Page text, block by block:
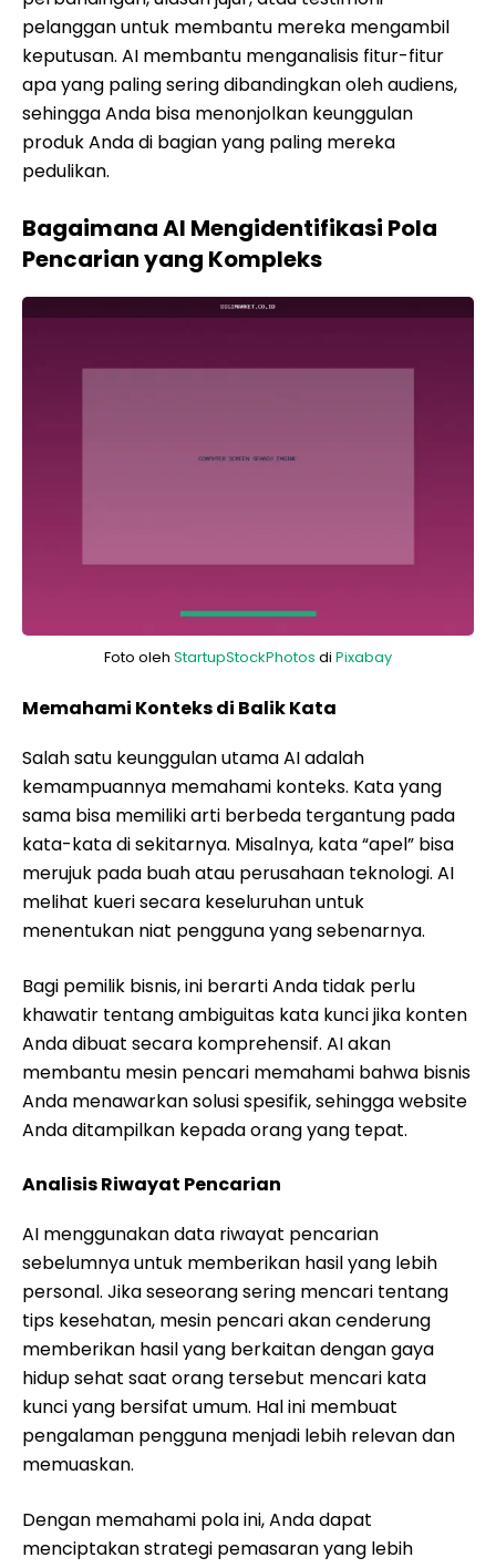
pelanggan untuk membantu mereka mengambil
keputusan. AI membantu menganalisis fitur-fitur
apa yang paling sering dibandingkan oleh audiens,
sehingga Anda bisa menonjolkan keunggulan
produk Anda di bagian yang paling mereka
pedulikan.
Bagaimana AI Mengidentifikasi Pola
Pencarian yang Kompleks
Foto oleh StartupStockPhotos di Pixabay
Memahami Konteks di Balik Kata
Salah satu keunggulan utama AI adalah
kemampuannya memahami konteks. Kata yang
sama bisa memiliki arti berbeda tergantung pada
kata-kata di sekitarnya. Misalnya, kata “apel” bisa
merujuk pada buah atau perusahaan teknologi. AI
melihat kueri secara keseluruhan untuk
menentukan niat pengguna yang sebenarnya.
Bagi pemilik bisnis, ini berarti Anda tidak perlu
khawatir tentang ambiguitas kata kunci jika konten
Anda dibuat secara komprehensif. AI akan
membantu mesin pencari memahami bahwa bisnis
Anda menawarkan solusi spesifik, sehingga website
Anda ditampilkan kepada orang yang tepat.
Analisis Riwayat Pencarian
AI menggunakan data riwayat pencarian
sebelumnya untuk memberikan hasil yang lebih
personal. Jika seseorang sering mencari tentang
tips kesehatan, mesin pencari akan cenderung
memberikan hasil yang berkaitan dengan gaya
hidup sehat saat orang tersebut mencari kata
kunci yang bersifat umum. Hal ini membuat
pengalaman pengguna menjadi lebih relevan dan
memuaskan.
Dengan memahami pola ini, Anda dapat
menciptakan strategi pemasaran yang lebih